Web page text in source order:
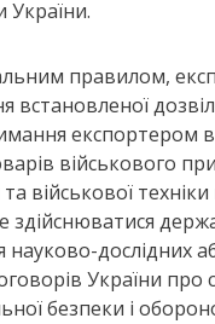
України.
правилом,
встановленої
експортером
військового
військової
дослідних
України про
безпеки і